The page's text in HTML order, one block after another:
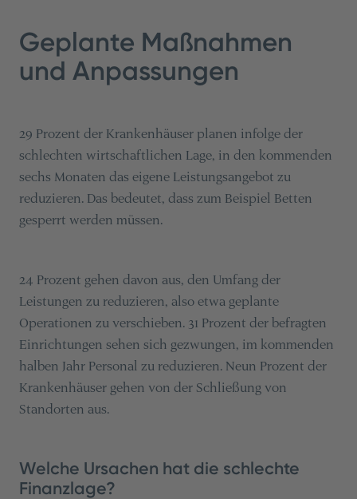
Geplante Maßnahmen
und Anpassungen
29 Prozent der Krankenhäuser planen infolge der
schlechten wirtschaftlichen Lage, in den kommenden
sechs Monaten das eigene Leistungsangebot zu
reduzieren. Das bedeutet, dass zum Beispiel Betten
gesperrt werden müssen.
24 Prozent gehen davon aus, den Umfang der
Leistungen zu reduzieren, also etwa geplante
Operationen zu verschieben. 31 Prozent der befragten
Einrichtungen sehen sich gezwungen, im kommenden
halben Jahr Personal zu reduzieren. Neun Prozent der
Krankenhäuser gehen von der Schließung von
Standorten aus.
Welche Ursachen hat die schlechte
Finanzlage?